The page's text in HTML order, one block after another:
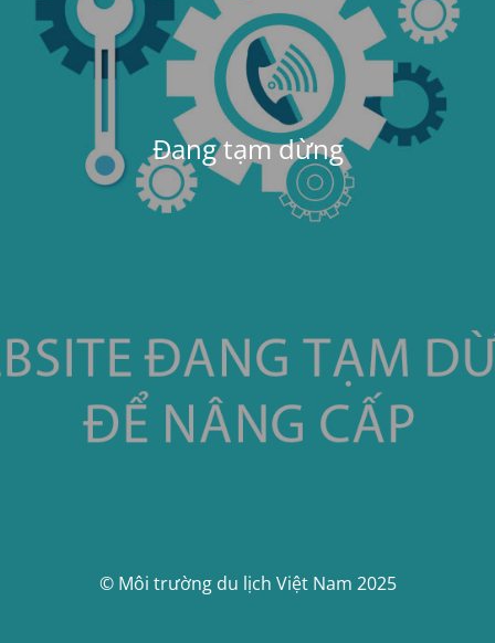
Đang tạm dừng
© Môi trường du lịch Việt Nam 2025